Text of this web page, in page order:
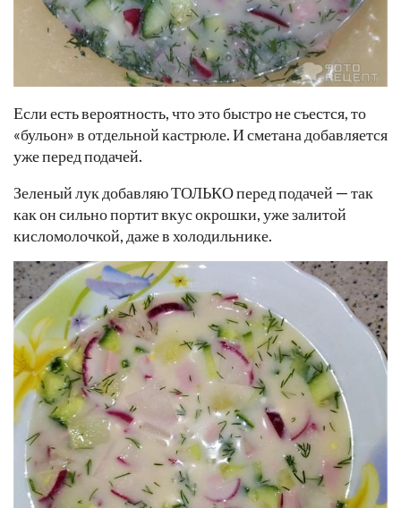
Если есть вероятность, что это быстро не съестся, то
«бульон» в отдельной кастрюле. И сметана добавляется
уже перед подачей.
Зеленый лук добавляю ТОЛЬКО перед подачей — так
как он сильно портит вкус окрошки, уже залитой
кисломолочкой, даже в холодильнике.